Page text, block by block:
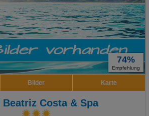
74%
Empfehlung
Bilder Karte
Beatriz Costa & Spa